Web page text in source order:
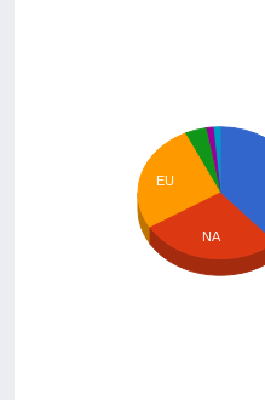
EU
NA